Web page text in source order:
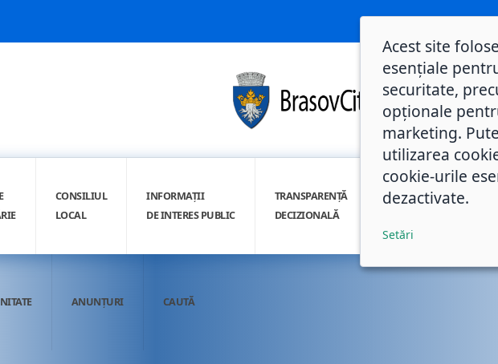
CONSILIUL
LOCAL
INFORMAȚII
DE INTERES PUBLIC
TRANSPARENȚĂ
DECIZIONALĂ
INTEGRITATE
ANUNȚURI CAUTĂ
Acest site
esențiale
securitate,
opționale
marketing.
utilizarea
cookie-urile
dezactivate.
Setări